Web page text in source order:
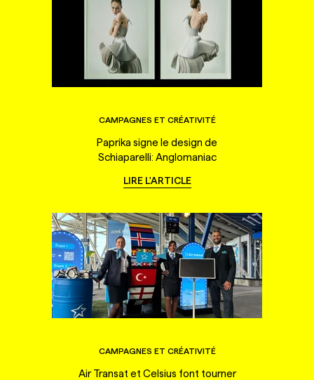
CAMPAGNES ET CRÉATIVITÉ
Paprika signe le design de
Schiaparelli: Anglomaniac
LIRE L'ARTICLE
CAMPAGNES ET CRÉATIVITÉ
Air Transat et Celsius font tourner